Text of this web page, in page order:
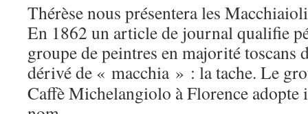
Thérèse nous présentera les Macchiaioli
En 1862 un article de journal qualifie
groupe de peintres en majorité
dérivé de « macchia » : la tache. Le
Caffè Michelangiolo à Florence adopte